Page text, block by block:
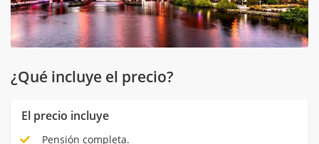
¿Qué incluye el precio?
El precio incluye
Pensión completa.